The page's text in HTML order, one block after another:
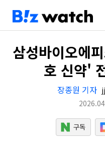
삼성바이오에
호 신약'
장종원 기자